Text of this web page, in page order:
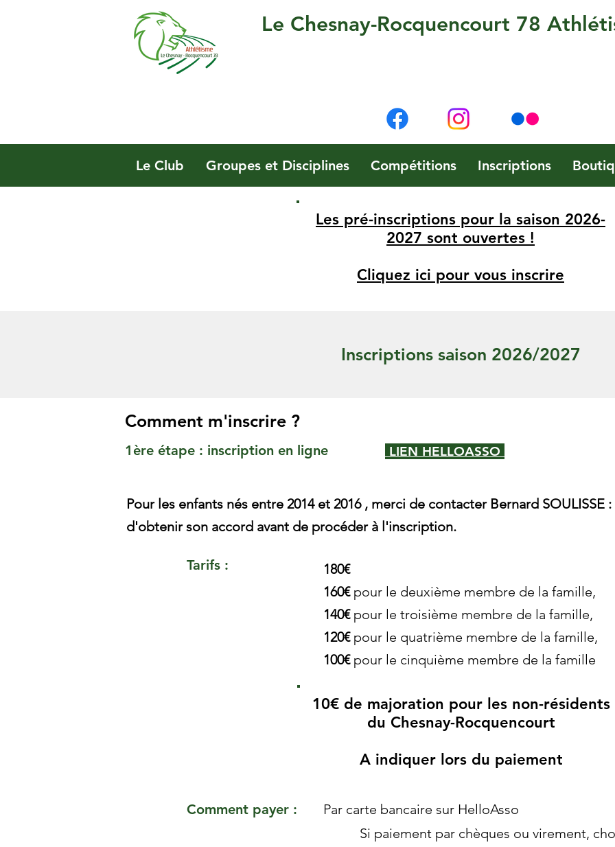
Le Chesnay-Rocquencourt 78
Le Club Groupes et Disciplines Compétitions Inscriptions
Les pré-inscriptions pour la saison 2026-
2027 sont ouvertes !
Cliquez ici pour vous inscrire
Inscriptions saison 2026/2027
Comment m'inscrire ?
1ère étape : inscription en ligne LIEN HELLOASSO
Pour les enfants nés entre 2014 et 2016 , merci de contacter Bernard SOULISSE :
d'obtenir son accord avant de procéder à l'inscription.
Tarifs :
180€
160€pour le deuxième membre de la famille,
140€pour le troisième membre de la famille,
120€ pour le quatrième membre de la famille,
100€ pour le cinquième membre de la famille
10€ de majoration pour les non-résidents
du Chesnay-Rocquencourt
A indiquer lors du paiement
Comment payer :
Par carte bancaire sur HelloAsso
Si paiement par chèques ou virement,